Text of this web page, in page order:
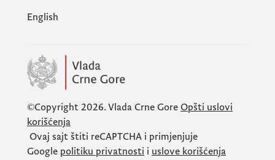
English
©Copyright 2026. Vlada Crne Gore Opšti uslovi
korišćenja
Ovaj sajt štiti reCAPTCHA i primjenjuje
Google politiku privatnosti i uslove korišćenja